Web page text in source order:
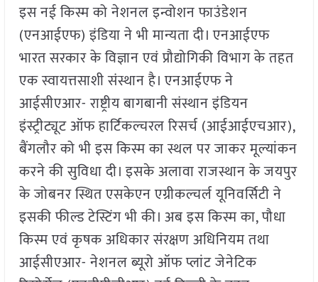
इस नई किस्म को नेशनल इन्वोशन फाउंडेशन
(एनआईएफ) इंडिया ने भी मान्यता दी। एनआईएफ
भारत सरकार के विज्ञान एवं प्रौद्योगिकी विभाग के तहत
एक स्वायत्तसाशी संस्थान है। एनआईएफ ने
आईसीएआर- राष्ट्रीय बागबानी संस्थान इंडियन
इंस्ट्रीट्यूट ऑफ हार्टिकल्चरल रिसर्च (आईआईएचआर),
बैंगलौर को भी इस किस्म का स्थल पर जाकर मूल्यांकन
करने की सुविधा दी। इसके अलावा राजस्थान के जयपुर
के जोबनर स्थित एसकेएन एग्रीकल्चर्ल यूनिवर्सिटी ने
इसकी फील्ड टेस्टिंग भी की। अब इस किस्म का,पौधा
किस्म एवं कृषक अधिकार संरक्षण अधिनियम तथा
आईसीएआर- नेशनल ब्यूरो ऑफ प्लांट जेनेटिक